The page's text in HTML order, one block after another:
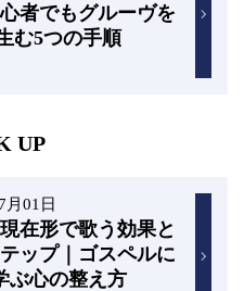
者でもグルーヴを
む5つの手順
UP
月01日
在形で歌う効果と
ップ｜ゴスペルに
ぶ心の整え方